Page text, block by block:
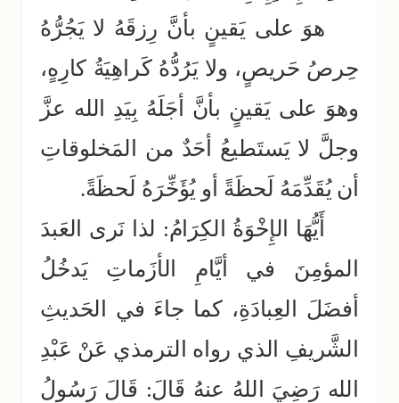
هوَ على يَقينٍ بأنَّ رِزقَهُ لا يَجُرُّهُ
حِرصُ حَريصٍ، ولا يَرُدُّهُ كَراهِيَةُ كارِهٍ،
وهوَ على يَقينٍ بأنَّ أجَلَهُ بِيَدِ الله عزَّ
وجلَّ لا يَستَطيعُ أحَدٌ من المَخلوقاتِ
أن يُقَدِّمَهُ لَحظَةً أو يُؤَخِّرَهُ لَحظَةً.
أَيُّهَا الإِخْوَةُ الكِرَامُ: لذا نَرى العَبدَ
المؤمِنَ في أيَّامِ الأزَماتِ يَدخُلُ
أفضَلَ العِبادَةِ، كما جاءَ في الحَديثِ
الشَّريفِ الذي رواه الترمذي عَنْ عَبْدِ
الله رَضِيَ اللهُ عنهُ قَالَ: قَالَ رَسُولُ